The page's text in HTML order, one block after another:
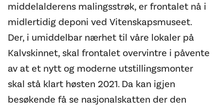
middelalderens malingsstrøk, er frontalet nå i
midlertidig deponi ved Vitenskapsmuseet.
Der, i umiddelbar nærhet til våre lokaler på
Kalvskinnet, skal frontalet overvintre i påvente
av at et nytt og moderne utstillingsmonter
skal stå klart høsten 2021. Da kan igjen
besøkende få se nasjonalskatten der den